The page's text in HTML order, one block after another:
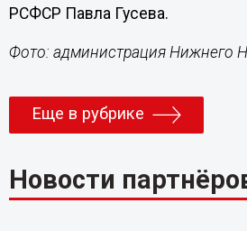
РСФСР Павла Гусева.
Фото: администрация Нижнего
Еще в рубрике
Новости